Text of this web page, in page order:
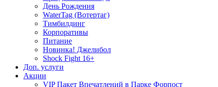
День Рождения
WaterTag (Вотертаг)
Тимбилдинг
Корпоративы
Питание
Новинка! Джелибол
Shock Fight 16+
Доп. услуги
Акции
VIP Пакет Впечатлений в Парке Форпост